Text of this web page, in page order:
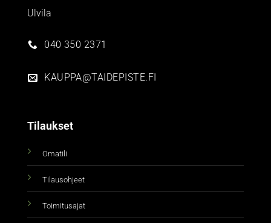
Ulvila
040 350 2371
KAUPPA@TAIDEPISTE.FI
Tilaukset
Omatili
Tilausohjeet
Toimitusajat